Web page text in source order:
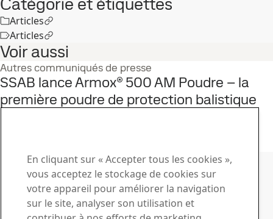
Articles
Articles
Voir aussi
Autres communiqués de presse
SSAB lance Armox® 500 AM Poudre – la
première poudre de protection balistique
Contacter SSAB
Contactez-nous
Comment pouvons-nous vous aider ?
En cliquant sur « Accepter tous les cookies »,
vous acceptez le stockage de cookies sur
votre appareil pour améliorer la navigation
sur le site, analyser son utilisation et